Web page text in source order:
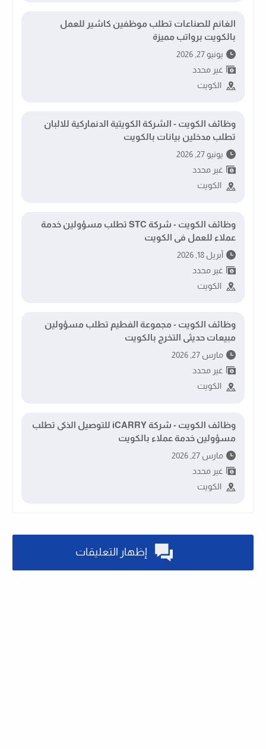
الغانم للصناعات تطلب موظفين كاشير للعمل
بالكويت برواتب مميزة
يونيو 27, 2026
غير محدد
الكويت
وظائف الكويت - الشركة الكويتية الدنماركية للالبان
تطلب مدخلين بيانات بالكويت
يونيو 27, 2026
غير محدد
الكويت
وظائف الكويت - شركة STC تطلب مسؤولين خدمة
عملاء للعمل فى الكويت
أبريل 18, 2026
غير محدد
الكويت
وظائف الكويت - مجموعة الفطيم تطلب مسؤولين
مبيعات حديثى التخرج بالكويت
مارس 27, 2026
غير محدد
الكويت
وظائف الكويت - شركة iCARRY للتوصيل الذكى تطلب
مسؤولين خدمة عملاء بالكويت
مارس 27, 2026
غير محدد
الكويت
إظهار التعليقات